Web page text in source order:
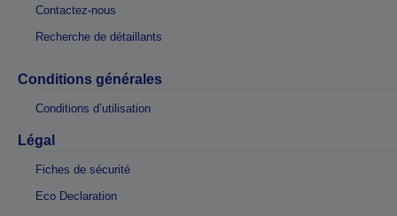
Contactez-nous
Recherche de détaillants
Conditions générales
Conditions d’utilisation
Légal
Fiches de sécurité
Eco Declaration